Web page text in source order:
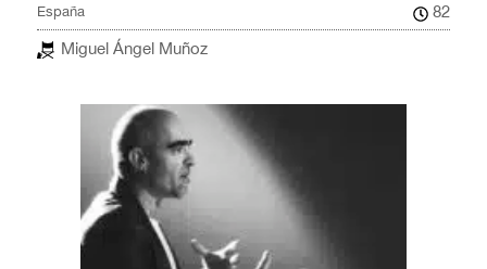
España
82
Miguel Ángel Muñoz